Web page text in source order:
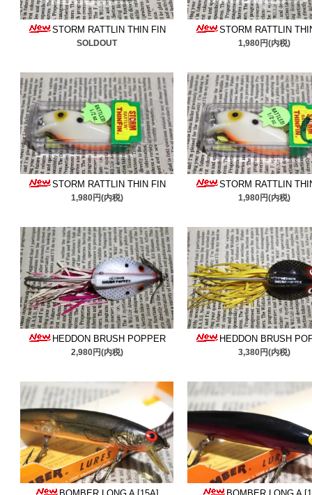
■2026/5/13ヘドンのザラ＆
イコスカウト
、状態の良い
ださい。
■2026/5/6レッドボックス
良い物ばかりです。是非ご
■2026/4/26 シルバーシャ
イズです。是非ご検討くだ
以上前のスターホイル是非
■2026/4/10レーベルのク
クランク是非ご検討くださ
■2026/4/3箱入りスミスウ
しました。貴重なデッド
■2026/3/28ボーマー＆ス
美品ばかりです、是非ご検
■2026/3/21コットンコー
ー雰囲気有りますね、状態
STORM RATTLIN THIN FIN
SOLDOUT
STORM RATTLIN
1,980円(内税)
STORM RATTLIN THIN FIN
1,980円(内税)
STORM RATTLIN
1,980円(内税)
HEDDON BRUSH POPPER
2,980円(内税)
HEDDON BRUSH
3,380円(内税)